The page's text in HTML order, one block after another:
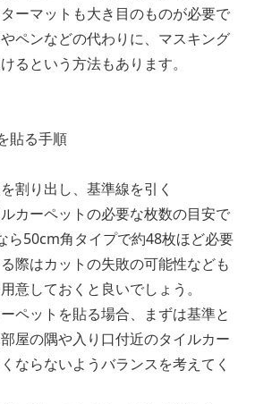
ーマットも大き目のものが必要で
ペンなどの代わりに、マスキング
るという方法もあります。
貼る手順
割り出し、基準線を引く
カーペットの必要な枚数の目安で
ら50cm角タイプで約48枚ほど必要
際はカットの失敗の可能性なども
意しておくと良いでしょう。
ペットを貼る場合、まずは基準と
屋の隅や入り口付近のタイルカー
ならないようバランスを考えてく